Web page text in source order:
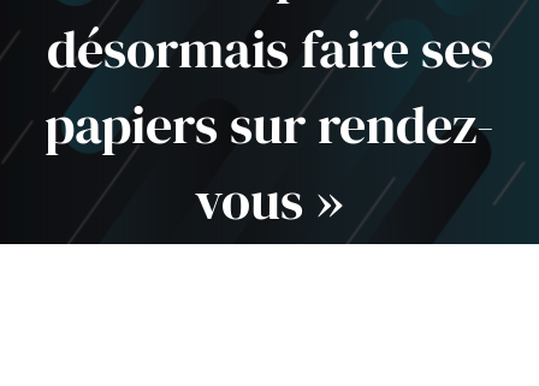
désormais faire ses
papiers sur rendez-
vous »